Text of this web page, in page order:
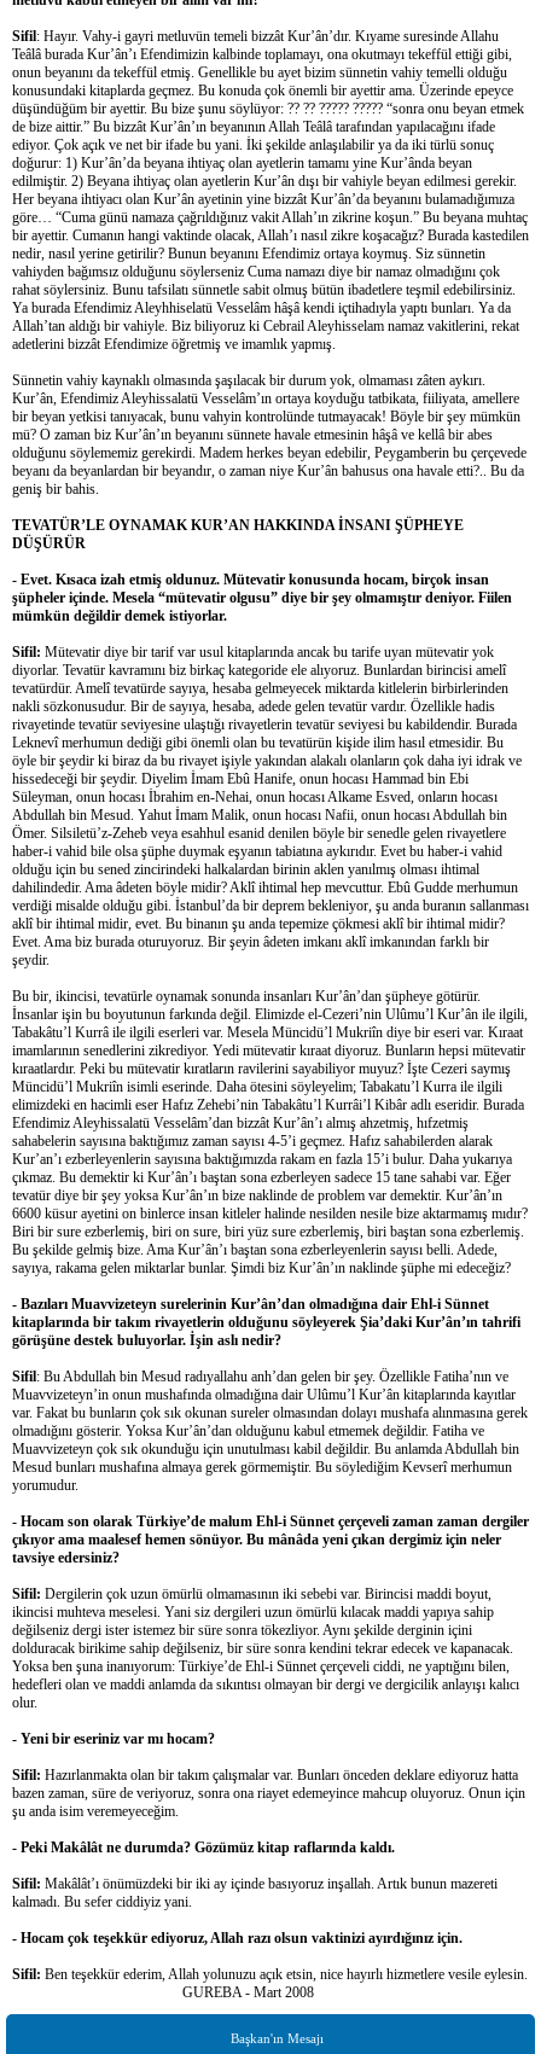
Sifil: Hayır. Vahy-i gayri metluvün temeli bizzât Kur’ân’dır. Kıyame suresinde Allahu
Teâlâ burada Kur’ân’ı Efendimizin kalbinde toplamayı, ona okutmayı tekeffül ettiği gibi,
onun beyanını da tekeffül etmiş. Genellikle bu ayet bizim sünnetin vahiy temelli olduğu
konusundaki kitaplarda geçmez. Bu konuda çok önemli bir ayettir ama. Üzerinde epeyce
düşündüğüm bir ayettir. Bu bize şunu söylüyor: ?? ?? ????? ????? “sonra onu beyan etmek
de bize aittir.” Bu bizzât Kur’ân’ın beyanının Allah Teâlâ tarafından yapılacağını ifade
ediyor. Çok açık ve net bir ifade bu yani. İki şekilde anlaşılabilir ya da iki türlü sonuç
doğurur: 1) Kur’ân’da beyana ihtiyaç olan ayetlerin tamamı yine Kur’ânda beyan
edilmiştir. 2) Beyana ihtiyaç olan ayetlerin Kur’ân dışı bir vahiyle beyan edilmesi gerekir.
Her beyana ihtiyacı olan Kur’ân ayetinin yine bizzât Kur’ân’da beyanını bulamadığımıza
göre… “Cuma günü namaza çağrıldığınız vakit Allah’ın zikrine koşun.” Bu beyana muhtaç
bir ayettir. Cumanın hangi vaktinde olacak, Allah’ı nasıl zikre koşacağız? Burada kastedilen
nedir, nasıl yerine getirilir? Bunun beyanını Efendimiz ortaya koymuş. Siz sünnetin
vahiyden bağımsız olduğunu söylerseniz Cuma namazı diye bir namaz olmadığını çok
rahat söylersiniz. Bunu tafsilatı sünnetle sabit olmuş bütün ibadetlere teşmil edebilirsiniz.
Ya burada Efendimiz Aleyhhiselatü Vesselâm hâşâ kendi içtihadıyla yaptı bunları. Ya da
Allah’tan aldığı bir vahiyle. Biz biliyoruz ki Cebrail Aleyhisselam namaz vakitlerini, rekat
adetlerini bizzât Efendimize öğretmiş ve imamlık yapmış.
Sünnetin vahiy kaynaklı olmasında şaşılacak bir durum yok, olmaması zâten aykırı.
Kur’ân, Efendimiz Aleyhissalatü Vesselâm’ın ortaya koyduğu tatbikata, fiiliyata, amellere
bir beyan yetkisi tanıyacak, bunu vahyin kontrolünde tutmayacak! Böyle bir şey mümkün
mü? O zaman biz Kur’ân’ın beyanını sünnete havale etmesinin hâşâ ve kellâ bir abes
olduğunu söylememiz gerekirdi. Madem herkes beyan edebilir, Peygamberin bu çerçevede
beyanı da beyanlardan bir beyandır, o zaman niye Kur’ân bahusus ona havale etti?.. Bu da
geniş bir bahis.
TEVATÜR’LE OYNAMAK KUR’AN HAKKINDA İNSANI ŞÜPHEYE
DÜŞÜRÜR
- Evet. Kısaca izah etmiş oldunuz. Mütevatir konusunda hocam, birçok insan
şüpheler içinde. Mesela “mütevatir olgusu” diye bir şey olmamıştır deniyor. Fiilen
mümkün değildir demek istiyorlar.
Sifil: Mütevatir diye bir tarif var usul kitaplarında ancak bu tarife uyan mütevatir yok
diyorlar. Tevatür kavramını biz birkaç kategoride ele alıyoruz. Bunlardan birincisi amelî
tevatürdür. Amelî tevatürde sayıya, hesaba gelmeyecek miktarda kitlelerin birbirlerinden
nakli sözkonusudur. Bir de sayıya, hesaba, adede gelen tevatür vardır. Özellikle hadis
rivayetinde tevatür seviyesine ulaştığı rivayetlerin tevatür seviyesi bu kabildendir. Burada
Leknevî merhumun dediği gibi önemli olan bu tevatürün kişide ilim hasıl etmesidir. Bu
öyle bir şeydir ki biraz da bu rivayet işiyle yakından alakalı olanların çok daha iyi idrak ve
hissedeceği bir şeydir. Diyelim İmam Ebû Hanife, onun hocası Hammad bin Ebi
Süleyman, onun hocası İbrahim en-Nehai, onun hocası Alkame Esved, onların hocası
Abdullah bin Mesud. Yahut İmam Malik, onun hocası Nafii, onun hocası Abdullah bin
Ömer. Silsiletü’z-Zeheb veya esahhul esanid denilen böyle bir senedle gelen rivayetlere
haber-i vahid bile olsa şüphe duymak eşyanın tabiatına aykırıdır. Evet bu haber-i vahid
olduğu için bu sened zincirindeki halkalardan birinin aklen yanılmış olması ihtimal
dahilindedir. Ama âdeten böyle midir? Aklî ihtimal hep mevcuttur. Ebû Gudde merhumun
verdiği misalde olduğu gibi. İstanbul’da bir deprem bekleniyor, şu anda buranın sallanması
aklî bir ihtimal midir, evet. Bu binanın şu anda tepemize çökmesi aklî bir ihtimal midir?
Evet. Ama biz burada oturuyoruz. Bir şeyin âdeten imkanı aklî imkanından farklı bir
şeydir.
Bu bir, ikincisi, tevatürle oynamak sonunda insanları Kur’ân’dan şüpheye götürür.
İnsanlar işin bu boyutunun farkında değil. Elimizde el-Cezeri’nin Ulûmu’l Kur’ân ile ilgili,
Tabakâtu’l Kurrâ ile ilgili eserleri var. Mesela Müncidü’l Mukriîn diye bir eseri var. Kıraat
imamlarının senedlerini zikrediyor. Yedi mütevatir kıraat diyoruz. Bunların hepsi mütevatir
kıraatlardır. Peki bu mütevatir kıratların ravilerini sayabiliyor muyuz? İşte Cezeri saymış
Müncidü’l Mukriîn isimli eserinde. Daha ötesini söyleyelim; Tabakatu’l Kurra ile ilgili
elimizdeki en hacimli eser Hafız Zehebi’nin Tabakâtu’l Kurrâi’l Kibâr adlı eseridir. Burada
Efendimiz Aleyhissalatü Vesselâm’dan bizzât Kur’ân’ı almış ahzetmiş, hıfzetmiş
sahabelerin sayısına baktığımız zaman sayısı 4-5’i geçmez. Hafız sahabilerden alarak
Kur’an’ı ezberleyenlerin sayısına baktığımızda rakam en fazla 15’i bulur. Daha yukarıya
çıkmaz. Bu demektir ki Kur’ân’ı baştan sona ezberleyen sadece 15 tane sahabi var. Eğer
tevatür diye bir şey yoksa Kur’ân’ın bize naklinde de problem var demektir. Kur’ân’ın
6600 küsur ayetini on binlerce insan kitleler halinde nesilden nesile bize aktarmamış mıdır?
Biri bir sure ezberlemiş, biri on sure, biri yüz sure ezberlemiş, biri baştan sona ezberlemiş.
Bu şekilde gelmiş bize. Ama Kur’ân’ı baştan sona ezberleyenlerin sayısı belli. Adede,
sayıya, rakama gelen miktarlar bunlar. Şimdi biz Kur’ân’ın naklinde şüphe mi edeceğiz?
- Bazıları Muavvizeteyn surelerinin Kur’ân’dan olmadığına dair Ehl-i Sünnet
kitaplarında bir takım rivayetlerin olduğunu söyleyerek Şia’daki Kur’ân’ın tahrifi
görüşüne destek buluyorlar. İşin aslı nedir?
Sifil: Bu Abdullah bin Mesud radıyallahu anh’dan gelen bir şey. Özellikle Fatiha’nın ve
Muavvizeteyn’in onun mushafında olmadığına dair Ulûmu’l Kur’ân kitaplarında kayıtlar
var. Fakat bu bunların çok sık okunan sureler olmasından dolayı mushafa alınmasına gerek
olmadığını gösterir. Yoksa Kur’ân’dan olduğunu kabul etmemek değildir. Fatiha ve
Muavvizeteyn çok sık okunduğu için unutulması kabil değildir. Bu anlamda Abdullah bin
Mesud bunları mushafına almaya gerek görmemiştir. Bu söylediğim Kevserî merhumun
yorumudur.
- Hocam son olarak Türkiye’de malum Ehl-i Sünnet çerçeveli zaman zaman dergiler
çıkıyor ama maalesef hemen sönüyor. Bu mânâda yeni çıkan dergimiz için neler
tavsiye edersiniz?
Sifil: Dergilerin çok uzun ömürlü olmamasının iki sebebi var. Birincisi maddi boyut,
ikincisi muhteva meselesi. Yani siz dergileri uzun ömürlü kılacak maddi yapıya sahip
değilseniz dergi ister istemez bir süre sonra tökezliyor. Aynı şekilde derginin içini
dolduracak birikime sahip değilseniz, bir süre sonra kendini tekrar edecek ve kapanacak.
Yoksa ben şuna inanıyorum: Türkiye’de Ehl-i Sünnet çerçeveli ciddi, ne yaptığını bilen,
hedefleri olan ve maddi anlamda da sıkıntısı olmayan bir dergi ve dergicilik anlayışı kalıcı
olur.
- Yeni bir eseriniz var mı hocam?
Sifil: Hazırlanmakta olan bir takım çalışmalar var. Bunları önceden deklare ediyoruz hatta
bazen zaman, süre de veriyoruz, sonra ona riayet edemeyince mahcup oluyoruz. Onun için
şu anda isim veremeyeceğim.
- Peki Makâlât ne durumda? Gözümüz kitap raflarında kaldı.
Sifil: Makâlât’ı önümüzdeki bir iki ay içinde basıyoruz inşallah. Artık bunun mazereti
kalmadı. Bu sefer ciddiyiz yani.
- Hocam çok teşekkür ediyoruz, Allah razı olsun vaktinizi ayırdığınız için.
Sifil: Ben teşekkür ederim, Allah yolunuzu açık etsin, nice hayırlı hizmetlere vesile eylesin.
GUREBA - Mart 2008
Başkan'ın Mesajı